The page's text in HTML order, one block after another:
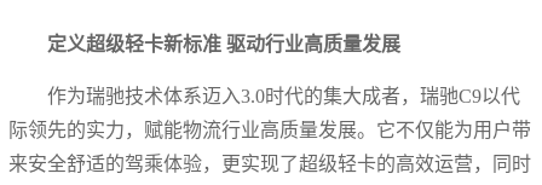
定义超级轻卡新标准 驱动行业高质量发展
作为瑞驰技术体系迈入3.0时代的集大成者，瑞驰C9以代
际领先的实力，赋能物流行业高质量发展。它不仅能为用户带
来安全舒适的驾乘体验，更实现了超级轻卡的高效运营，同时